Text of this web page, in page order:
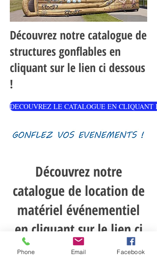
Découvrez notre catalogue de
structures gonflables en
cliquant sur le lien ci dessous
!
DECOUVREZ LE CATALOGUE EN CLIQUANT
Découvrez notre
catalogue de location de
matériel événementiel
en cliquant sur le lien ci
dessous !
Phone Email Facebook